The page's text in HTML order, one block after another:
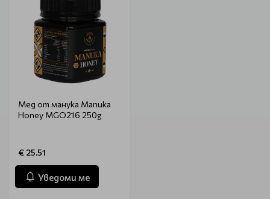
Мед от манука Manuka
Honey MGO216 250g
€ 25.51
Уведоми ме